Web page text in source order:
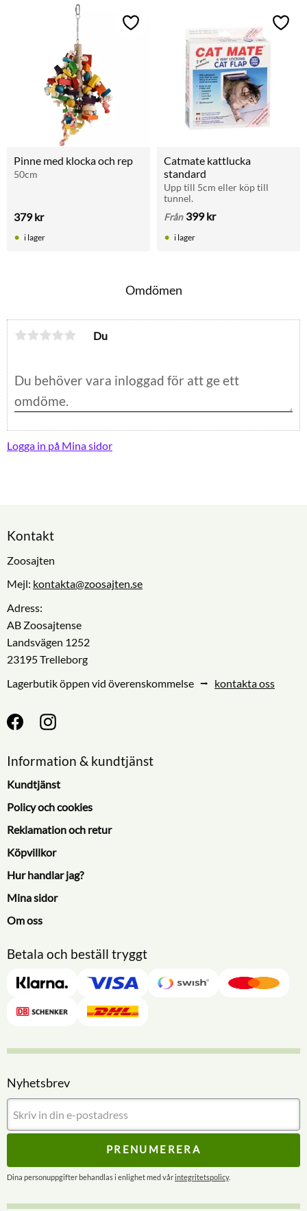
Pinne med klocka och rep
50cm
379kr
Lägg till i favoriter
i lager
Catmate kattlucka
standard
Upp till 5cm eller köp till
tunnel.
Från 399kr
Lägg
i lager
Omdömen
Du
Logga in på Mina sidor
Kontakt
Zoosajten
Mejl: kontakta@zoosajten.se
Adress:
AB Zoosajtense
Landsvägen 1252
23195 Trelleborg
Lagerbutik öppen vid överenskommelse ⭢ kontakta oss
Information & kundtjänst
Kundtjänst
Policy och cookies
Reklamation och retur
Köpvillkor
Hur handlar jag?
Mina sidor
Om oss
Betala och beställ tryggt
Nyhetsbrev
PRENUMERERA
Dina personuppgifter behandlas i enlighet med vårintegritetspolicy.